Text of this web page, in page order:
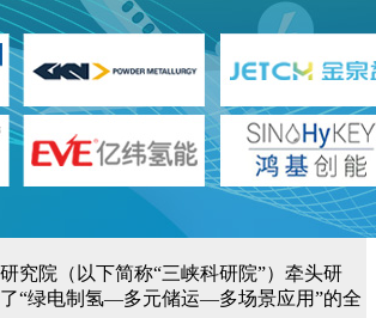
究院（以下简称“三峡科研院”）牵头研
“绿电制氢—多元储运—多场景应用”的全